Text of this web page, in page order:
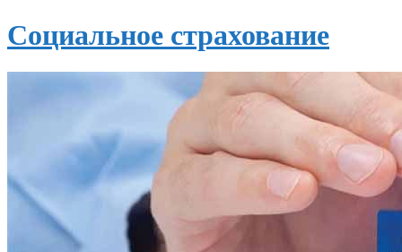
Социальное страхование